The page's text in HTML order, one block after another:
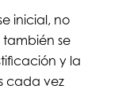
inicial, no
también se
y la
cada vez